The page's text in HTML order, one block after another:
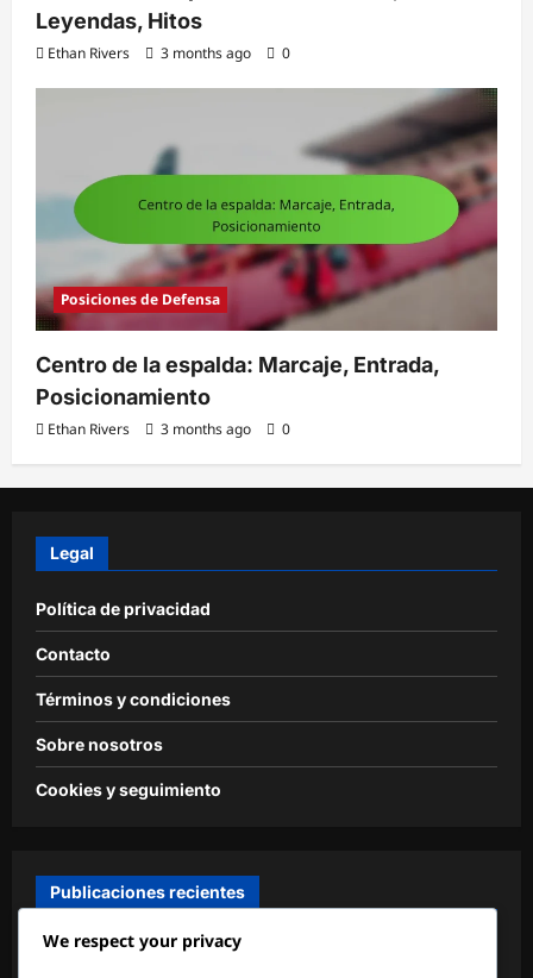
Leyendas, Hitos
Ethan Rivers 3 months ago 0
Posiciones de Defensa
Centro de la espalda: Marcaje, Entrada,
Posicionamiento
Ethan Rivers 3 months ago 0
Legal
Política de privacidad
Contacto
Términos y condiciones
Sobre nosotros
Cookies y seguimiento
Publicaciones recientes
Portero Joven: Entrenamiento, Desarrollo, Técnica
We respect your privacy